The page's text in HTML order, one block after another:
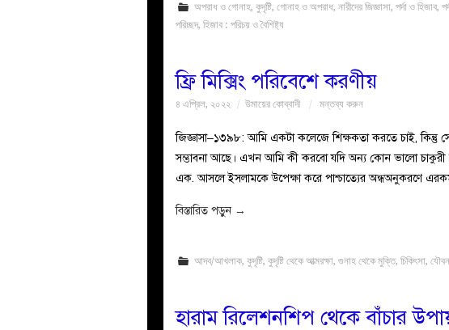
অপরাধ ও গোনাহ,কুদৃষ্টি,গোনাহ ও অপরাধ,নারীদের জিজ্ঞাসা,পর্দা ও হিজাব,
পরিচ্ছদ, হিজাব : পরিচয় ও বৈশিষ্ট্য
ফ্রি মিক্সিং পরিবেশে করণীয়
৪ এপ্রিল, ২০২২ উমায়ের কোব্বাদী মন্তব্য করুন
জিজ্ঞাসা–১৩৯৮: আমি একটা কলেজে শিক্ষকতা করতে চাই, কিন্তু
সম্ভাবনা আছে। এখন আমি কী করবো যদি অন্য কোন ভালো চাকুরী
এক. আসলে ইসলামকে উপেক্ষা করে পাশ্চাত্যের অন্ধঅনুকরণে এরকম
বিস্তারিত পড়ুন →
আদব/আখলাক,কুদৃষ্টি,কুদৃষ্টি থেকে আত্মরক্ষা,গুনাহ থেকে মুক্তি,চিকিৎসা,যৌবন
হারাম রিলেশনশিপ থেকে বাঁচার